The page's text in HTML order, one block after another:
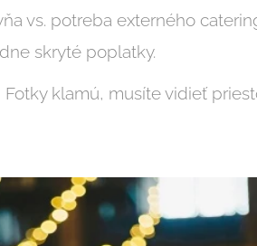
vs. potreba externého
skryté poplatky.
klamú, musíte vidieť